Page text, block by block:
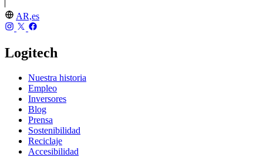
AR,es
Logitech
Nuestra historia
Empleo
Inversores
Blog
Prensa
Sostenibilidad
Reciclaje
Accesibilidad